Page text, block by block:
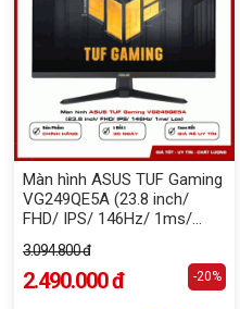
Màn hình ASUS TUF Gaming
VG249QE5A (23.8 inch/
FHD/ IPS/ 146Hz/ 1ms/
3.094.800 đ
2.490.000 đ -20%